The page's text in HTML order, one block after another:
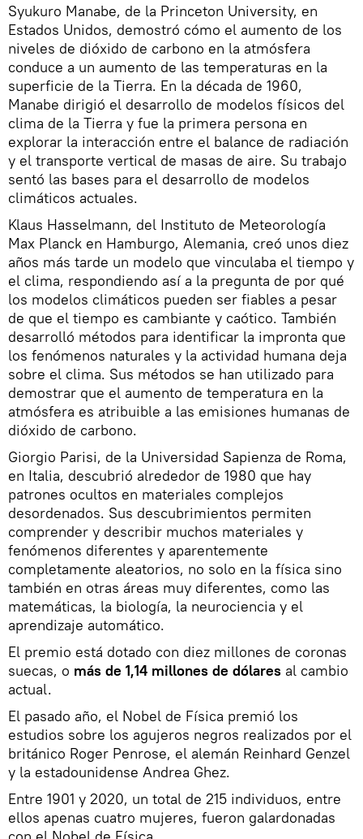
Syukuro Manabe, de la Princeton University, en
Estados Unidos, demostró cómo el aumento de los
niveles de dióxido de carbono en la atmósfera
conduce a un aumento de las temperaturas en la
superficie de la Tierra. En la década de 1960,
Manabe dirigió el desarrollo de modelos físicos del
clima de la Tierra y fue la primera persona en
explorar la interacción entre el balance de radiación
y el transporte vertical de masas de aire. Su trabajo
sentó las bases para el desarrollo de modelos
climáticos actuales.
Klaus Hasselmann, del Instituto de Meteorología
Max Planck en Hamburgo, Alemania, creó unos diez
años más tarde un modelo que vinculaba el tiempo y
el clima, respondiendo así a la pregunta de por qué
los modelos climáticos pueden ser fiables a pesar
de que el tiempo es cambiante y caótico. También
desarrolló métodos para identificar la impronta que
los fenómenos naturales y la actividad humana deja
sobre el clima. Sus métodos se han utilizado para
demostrar que el aumento de temperatura en la
atmósfera es atribuible a las emisiones humanas de
dióxido de carbono.
Giorgio Parisi, de la Universidad Sapienza de Roma,
en Italia, descubrió alrededor de 1980 que hay
patrones ocultos en materiales complejos
desordenados. Sus descubrimientos permiten
comprender y describir muchos materiales y
fenómenos diferentes y aparentemente
completamente aleatorios, no solo en la física sino
también en otras áreas muy diferentes, como las
matemáticas, la biología, la neurociencia y el
aprendizaje automático.
El premio está dotado con diez millones de coronas
suecas, o más de 1,14 millones de dólares al cambio
actual.
El pasado año, el Nobel de Física premió los
estudios sobre los agujeros negros realizados por el
británico Roger Penrose, el alemán Reinhard Genzel
y la estadounidense Andrea Ghez.
Entre 1901 y 2020, un total de 215 individuos, entre
ellos apenas cuatro mujeres, fueron galardonadas